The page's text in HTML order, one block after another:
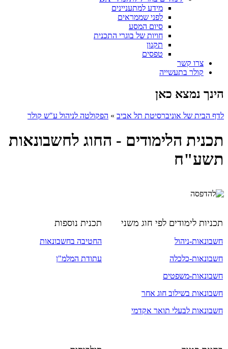
מידע למתעניינים
לפני שממראים
סיום המסע
חויות של בוגרי התכנית
תקנון
טפסים
צרו קשר
קולר בתעשייה
הינך נמצא כאן
לדף הבית של אוניברסיטת תל אביב » הפקולטה לניהול ע"ש קולר
תכנית הלימודים - החוג לחשבונאות
תשע"ח
תכניות לימודים לפי חוג משני
חשבונאות-ניהול
חשבונאות-כלכלה
חשבונאות-משפטים
חשבונאות בשילוב חוג אחר
חשבונאות לבעלי תואר אקדמי
תכנית נוספות
החטיבה בחשבונאות
עתודת המלמ"ן